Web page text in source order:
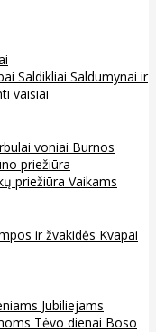
Saldikliai Saldumynai ir
vaisiai
voniai Burnos
priežiūra
priežiūra Vaikams
ir žvakidės Kvapai
Jubiliejams
Tėvo dienai Boso